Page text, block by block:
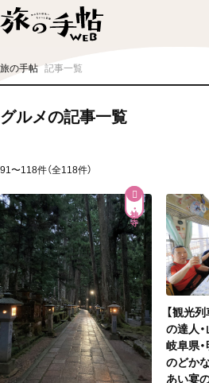
旅の手帖 記事一覧
グルメの記事一覧
91〜118件（全118件）
神社・寺
【観光
の達人
岐阜県・
のどか
あい宴
温泉
グルメ
街歩き